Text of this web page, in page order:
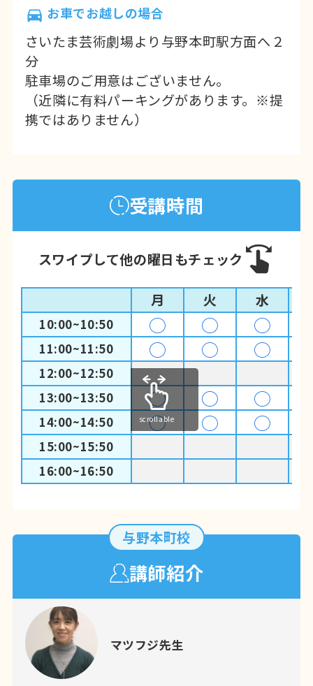
お車でお越しの場合
さいたま芸術劇場より与野本町駅方面へ２
分
駐車場のご用意はございません。
（近隣に有料パーキングがあります。※提
携ではありません）
受講時間
スワイプして他の曜日もチェック
月 火 水
10:00~10:50 ◯ ◯ ◯
11:00~11:50 ◯ ◯ ◯
12:00~12:50
13:00~13:50
◯ ◯ ◯
14:00~14:50 ◯ ◯ ◯
15:00~15:50
16:00~16:50
scrollable
与野本町校
講師紹介
マツフジ先生